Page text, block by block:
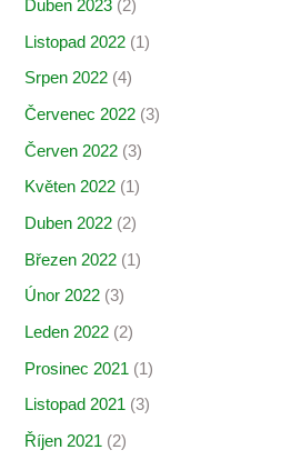
Duben 2023 (2)
Listopad 2022 (1)
Srpen 2022 (4)
Červenec 2022 (3)
Červen 2022 (3)
Květen 2022 (1)
Duben 2022 (2)
Březen 2022 (1)
Únor 2022 (3)
Leden 2022 (2)
Prosinec 2021 (1)
Listopad 2021 (3)
Říjen 2021 (2)